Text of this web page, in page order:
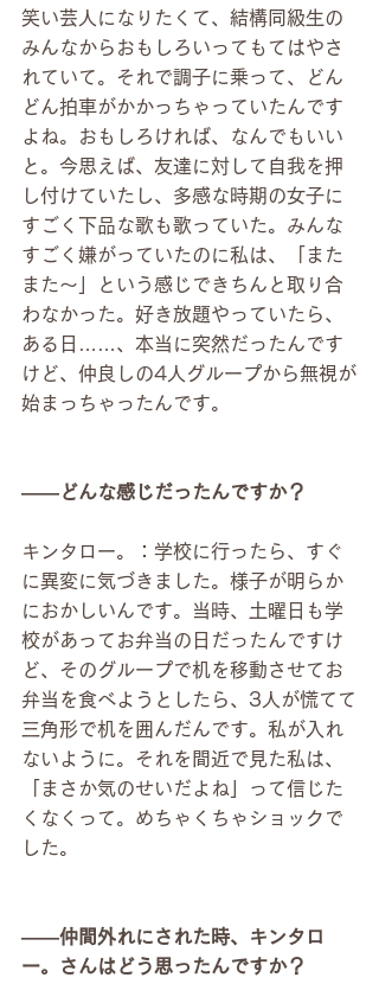
笑い芸人になりたくて、結構同級生の
みんなからおもしろいってもてはやさ
れていて。それで調子に乗って、どん
どん拍車がかかっちゃっていたんです
よね。おもしろければ、なんでもいい
と。今思えば、友達に対して自我を押
し付けていたし、多感な時期の女子に
すごく下品な歌も歌っていた。みんな
すごく嫌がっていたのに私は、「また
また〜」という感じできちんと取り合
わなかった。好き放題やっていたら、
ある日……、本当に突然だったんです
けど、仲良しの4人グループから無視が
始まっちゃったんです。
――どんな感じだったんですか？
キンタロー。：学校に行ったら、すぐ
に異変に気づきました。様子が明らか
におかしいんです。当時、土曜日も学
校があってお弁当の日だったんですけ
ど、そのグループで机を移動させてお
弁当を食べようとしたら、3人が慌てて
三角形で机を囲んだんです。私が入れ
ないように。それを間近で見た私は、
「まさか気のせいだよね」って信じた
くなくって。めちゃくちゃショックで
した。
――仲間外れにされた時、キンタロ
ー。さんはどう思ったんですか？